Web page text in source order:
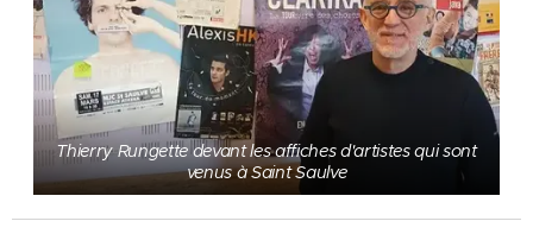
Thierry Rungette devant les affiches d'artistes qui sont
venus à Saint Saulve